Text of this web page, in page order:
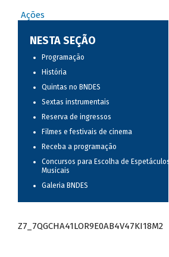
Ações
NESTA SEÇÃO
Programação
História
Quintas no BNDES
Sextas instrumentais
Reserva de ingressos
Filmes e festivais de cinema
Receba a programação
Concursos para Escolha de Espetáculos
Musicais
Galeria BNDES
Z7_7QGCHA41LOR9E0AB4V47KI18M2